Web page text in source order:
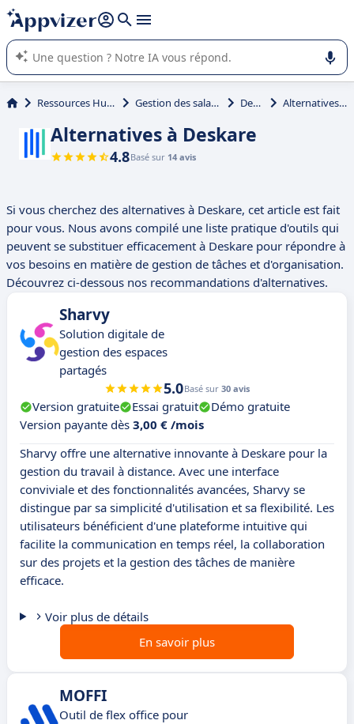
répondre (plusieurs lignes avec
L'IA de Appvizer vous guide dans l'utilisation ou la sélection de
logiciel SaaS en entreprise.
Ressources Humaines (RH) Gestion des salariés nomades Deskare Alternatives à Deskare
Alternatives à Deskare
4.8Basé sur 14 avis
Si vous cherchez des alternatives à Deskare, cet article est fait
pour vous. Nous avons compilé une liste pratique d'outils qui
peuvent se substituer efficacement à Deskare pour répondre à
vos besoins en matière de gestion de tâches et d'organisation.
Découvrez ci-dessous nos recommandations d'alternatives.
Sharvy
Solution digitale de
gestion des espaces
partagés
5.0Basé sur 30 avis
Version gratuite Essai gratuit
Démo gratuite
Version payante dès 3,00 € /mois
Sharvy offre une alternative innovante à Deskare pour la
gestion du travail à distance. Avec une interface
conviviale et des fonctionnalités avancées, Sharvy se
distingue par sa simplicité d'utilisation et sa flexibilité. Les
utilisateurs bénéficient d'une plateforme intuitive qui
facilite la communication en temps réel, la collaboration
sur des projets et la gestion des tâches de manière
efficace.
Voir plus de détails
En savoir plus
MOFFI
Outil de flex office pour